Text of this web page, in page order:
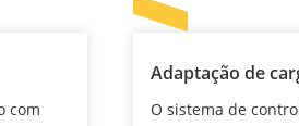
com
Adaptação de
O sistema de